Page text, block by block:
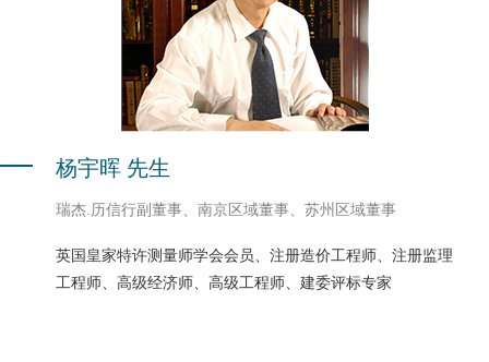
杨宇晖 先生
瑞杰.历信行副董事、南京区域董事、苏州区域董事
英国皇家特许测量师学会会员、注册造价工程师、注册监理
工程师、高级经济师、高级工程师、建委评标专家